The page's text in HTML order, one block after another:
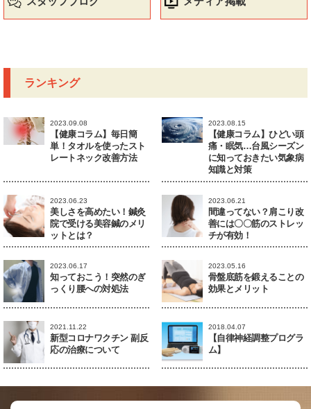
ランキング
2023.09.08
【健康コラム】毎日簡
単！タオルを使ったスト
レートネック改善方法
2023.08.15
【健康コラム】ひどい頭
痛・眠気…台風シーズン
に知っておきたい気象病
知識と対策
2023.06.23
美しさを高めたい！鍼灸
院で受ける美容鍼のメリ
ットとは？
2023.06.21
間違ってない？肩こり改
善には〇〇筋のストレッ
チが有効！
2023.06.17
知っておこう！突然のぎ
っくり腰への対処法
2023.05.16
骨盤底筋を鍛えることの
効果とメリット
2021.11.22
新型コロナワクチン 副反
応の治療について
2018.04.07
【自律神経調整プログラ
ム】